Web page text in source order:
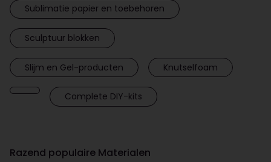
Sublimatie papier en toebehoren
Sculptuur blokken
Slijm en Gel-producten Knutselfoam
Complete DIY-kits
Razend populaire Materialen